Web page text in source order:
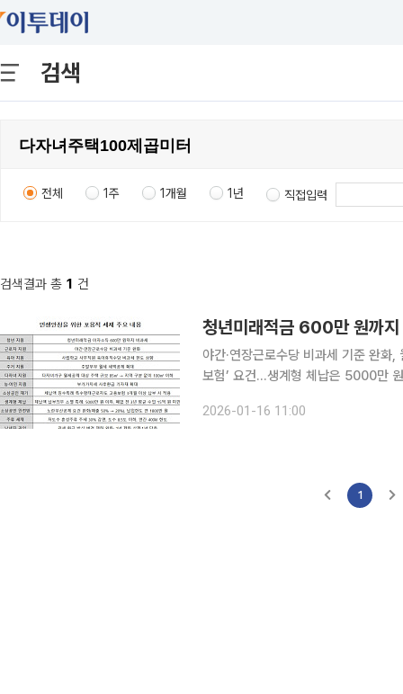
검색
전체 1주 1개월 1년 직접입력
검색결과 총 1 건
야간·연장근로수당 비과세 기준 완
보험’ 요건…생계형 체납은 5000만 원까지 총급여 7500만 원 이하 청년이 청년미래
2026-01-16 11:00
1